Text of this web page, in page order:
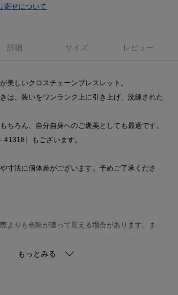
寄せについて
詳細 サイズ レビュー
美しいクロスチェーンブレスレット。
は、装いをワンランク上に引き上げ、洗練された
ちろん、自分自身へのご褒美としても最適です。
）もございます。
寸法に個体差がございます。予めご了承くださ
よりも色味が違って見える場合があります。ま